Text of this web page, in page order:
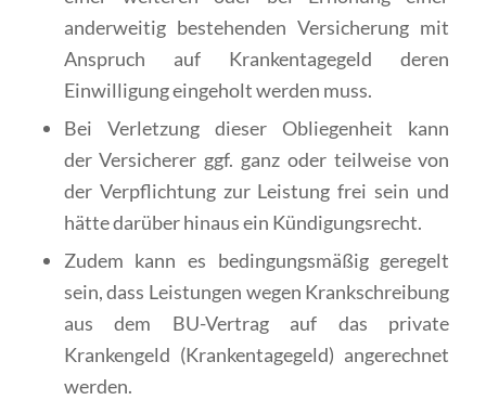
anderweitig bestehenden Versicherung mit
Anspruch auf Krankentagegeld deren
Einwilligung eingeholt werden muss.
Bei Verletzung dieser Obliegenheit kann
der Versicherer ggf. ganz oder teilweise von
der Verpflichtung zur Leistung frei sein und
hätte darüber hinaus ein Kündigungsrecht.
Zudem kann es bedingungsmäßig geregelt
sein, dass Leistungen wegen Krankschreibung
aus dem BU-Vertrag auf das private
Krankengeld (Krankentagegeld) angerechnet
werden.